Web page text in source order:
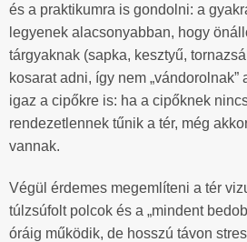
és a praktikumra is gondolni: a
legyenek alacsonyabban, hogy
tárgyaknak (sapka, kesztyű,
kosarat adni, így nem
igaz a cipőkre is: ha a cipőknek
rendezetlennek tűnik a tér, még
vannak.
Végül érdemes megemlíteni a tér
túlzsúfolt polcok és a „mindent
óráig működik, de hosszú távon